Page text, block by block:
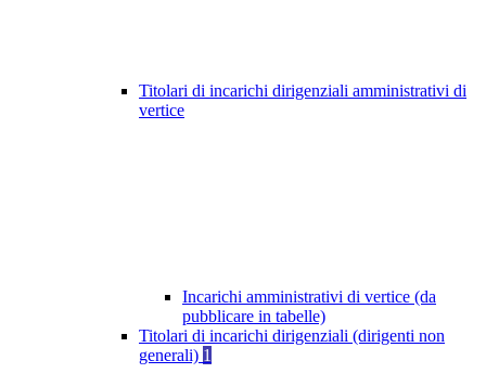
Titolari di incarichi dirigenziali amministrativi di
vertice
Incarichi amministrativi di vertice (da
pubblicare in tabelle)
Titolari di incarichi dirigenziali (dirigenti non
generali) 1